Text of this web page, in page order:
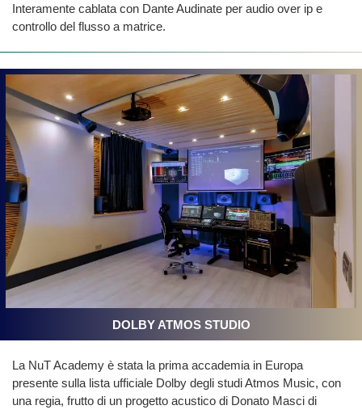
Interamente cablata con Dante Audinate per audio over ip e
controllo del flusso a matrice.
DOLBY ATMOS STUDIO
La NuT Academy è stata la prima accademia in Europa
presente sulla lista ufficiale Dolby degli studi Atmos Music, con
una regia, frutto di un progetto acustico di Donato Masci di